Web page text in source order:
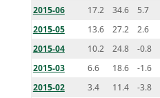
2015-06
17.2 34.6 5.7
2015-05
13.6 27.2 2.6
2015-04
10.2 24.8 -0.8
2015-03
6.6 18.6 -1.6
2015-02
3.4 11.4 -3.8